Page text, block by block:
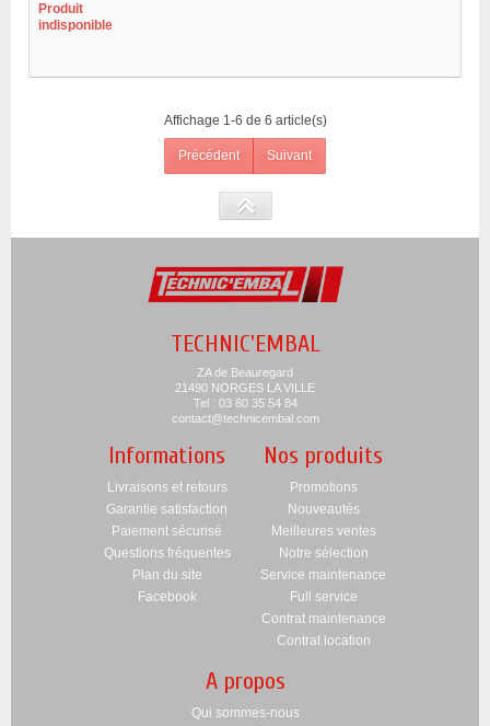
Produit
indisponible
Affichage 1-6 de 6 article(s)
Précédent Suivant
TECHNIC'EMBAL
ZA de Beauregard
21490 NORGES LA VILLE
Tel : 03 80 35 54 84
contact@technicembal.com
Informations
Livraisons et retours
Garantie satisfaction
Paiement sécurisé
Questions fréquentes
Plan du site
Facebook
Nos produits
Promotions
Nouveautés
Meilleures ventes
Notre sélection
Service maintenance
Full service
Contrat maintenance
Contrat location
A propos
Qui sommes-nous